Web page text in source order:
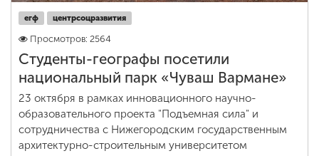
егф центрсоцразвития
Просмотров: 2564
Студенты-географы посетили
национальный парк «Чуваш Вармане»
23 октября в рамках инновационного научно-
образовательного проекта "Подъемная сила" и
сотрудничества с Нижегородским государственным
архитектурно-строительным университетом